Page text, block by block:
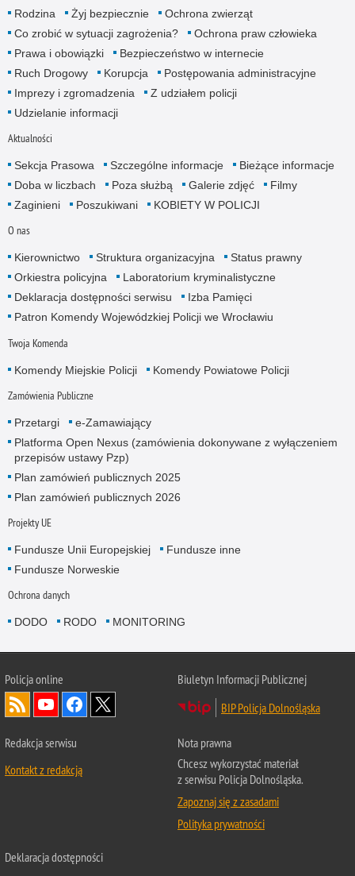
Rodzina Żyj bezpiecznie
Ochrona zwierząt
Co zrobić w sytuacji zagrożenia?
Ochrona praw człowieka
Prawa i obowiązki
Bezpieczeństwo w internecie
Ruch Drogowy
Korupcja
Postępowania administracyjne
Imprezy i zgromadzenia
Z udziałem policji
Udzielanie informacji
Aktualności
Sekcja Prasowa Szczególne informacje
Bieżące informacje
Doba w liczbach
Poza służbą Galerie zdjęć
Filmy
Zaginieni
Poszukiwani KOBIETY W POLICJI
O nas
Kierownictwo Struktura organizacyjna
Status prawny
Orkiestra policyjna
Laboratorium kryminalistyczne
Deklaracja dostępności serwisu
Izba Pamięci
Patron Komendy Wojewódzkiej Policji we Wrocławiu
Twoja Komenda
Komendy Miejskie Policji Komendy Powiatowe Policji
Zamówienia Publiczne
Przetargi
e-Zamawiający
Platforma Open Nexus (zamówienia dokonywane z wyłączeniem
przepisów ustawy Pzp)
Plan zamówień publicznych 2025
Plan zamówień publicznych 2026
Projekty UE
Fundusze Unii Europejskiej
Fundusze inne
Fundusze Norweskie
Ochrona danych
DODO RODO MONITORING
Policjaonline
Biuletyn Informacji Publicznej
BIP Policja Dolnośląska
Redakcja serwisu
Kontakt z redakcją
Nota prawna
Chcesz wykorzystać materiał
z serwisu Policja Dolnośląska.
Zapoznaj się z zasadami
Polityka prywatności
Deklaracja dostępności